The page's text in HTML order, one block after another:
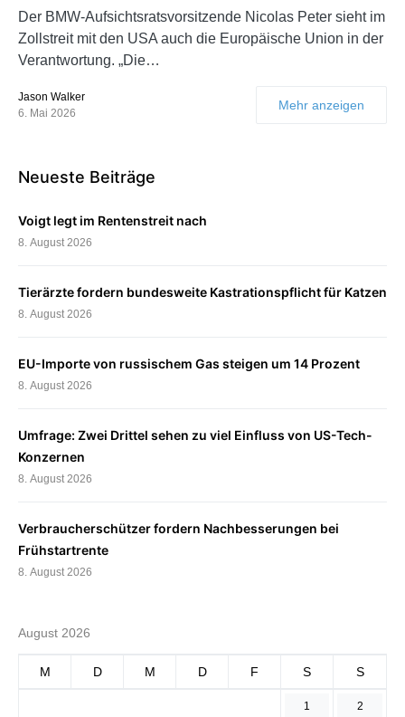
Der BMW-Aufsichtsratsvorsitzende Nicolas Peter sieht im
Zollstreit mit den USA auch die Europäische Union in der
Verantwortung. „Die…
Jason Walker
6. Mai 2026
Mehr anzeigen
Neueste Beiträge
Voigt legt im Rentenstreit nach
8. August 2026
Tierärzte fordern bundesweite Kastrationspflicht für Katzen
8. August 2026
EU-Importe von russischem Gas steigen um 14 Prozent
8. August 2026
Umfrage: Zwei Drittel sehen zu viel Einfluss von US-Tech-
Konzernen
8. August 2026
Verbraucherschützer fordern Nachbesserungen bei
Frühstartrente
8. August 2026
August 2026
M D M D F S S
1 2